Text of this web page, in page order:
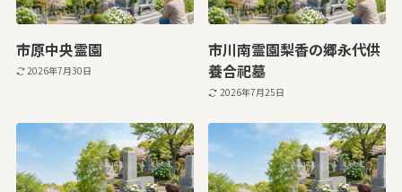
市原中央霊園
2026年7月30日
市川南霊園梨香の郷永代供
養合祀墓
2026年7月25日